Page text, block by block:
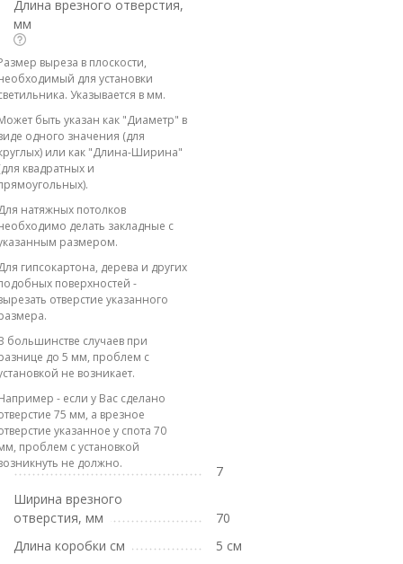
Длина врезного отверстия,
мм
выреза в плоскости,
для установки
Указывается в мм.
быть указан как "Диаметр" в
одного значения (для
или как "Длина-Ширина"
квадратных и
натяжных потолков
делать закладные с
размером.
гипсокартона, дерева и других
поверхностей -
отверстие указанного
большинстве случаев при
до 5 мм, проблем с
не возникает.
- если у Вас сделано
75 мм, а врезное
указанное у спота 70
проблем с установкой
не должно.
7
Ширина врезного
отверстия, мм
70
Длина коробки см
5 см